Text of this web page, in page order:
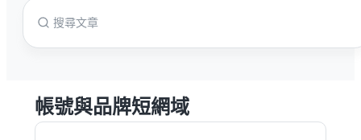
帳號與品牌短網域